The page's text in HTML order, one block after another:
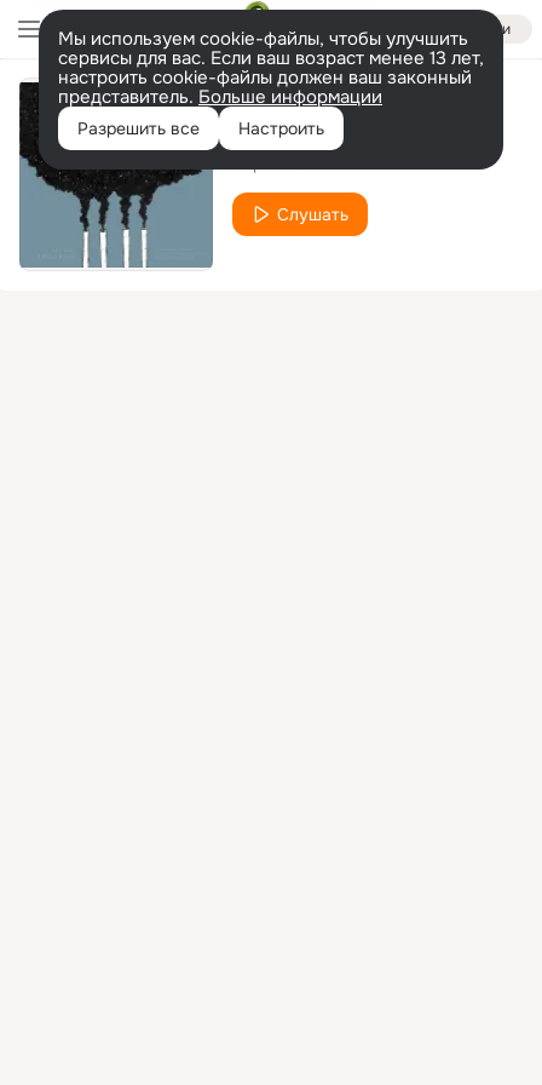
Войти
Мы используем cookie-файлы, чтобы улучшить
сервисы для вас. Если ваш возраст менее 13 лет,
настроить cookie-файлы должен ваш законный
представитель. Больше информации
Разрешить все Настроить
Тишина
Слушать